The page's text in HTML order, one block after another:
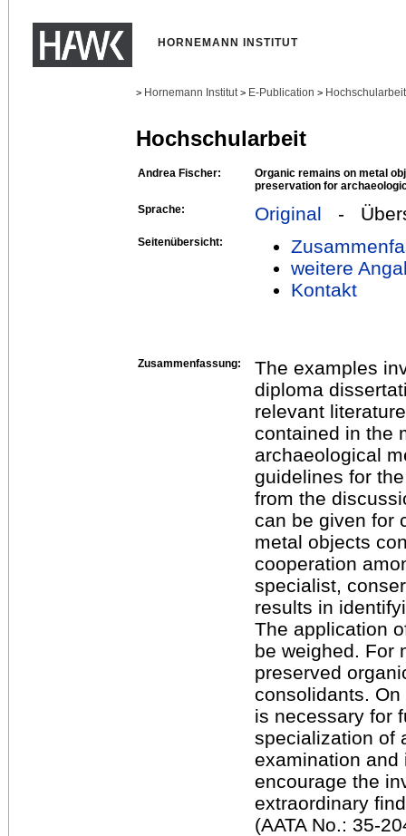
HORNEMANN INSTITUT
> Hornemann Institut > E-Publication >
Hochschularbeit
Andrea Fischer:
Organic remains on metal
preservation for
Sprache:
Original -
Seitenübersicht:
weitere
Kontakt
Zusammenfassung:
The examples
diploma
relevant
contained in the
archaeological
guidelines for
from the
can be given for
metal objects
cooperation
specialist,
results in
The application
be weighed. For
preserved
consolidants.
is necessary for
specialization of
examination and
encourage the
extraordinary
(AATA No.: 35-